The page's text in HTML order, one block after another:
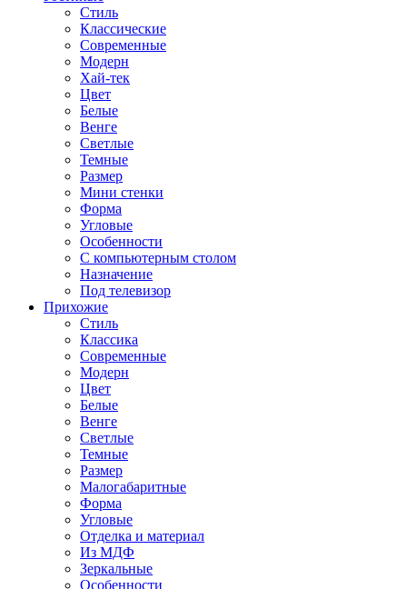
Стиль
Классические
Современные
Модерн
Хай-тек
Цвет
Белые
Венге
Светлые
Темные
Размер
Мини стенки
Форма
Угловые
Особенности
С компьютерным столом
Назначение
Под телевизор
Прихожие
Стиль
Классика
Современные
Модерн
Цвет
Белые
Венге
Светлые
Темные
Размер
Малогабаритные
Форма
Угловые
Отделка и материал
Из МДФ
Зеркальные
Особенности